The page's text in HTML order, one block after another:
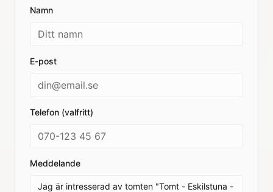
Namn
E-post
Telefon (valfritt)
Meddelande